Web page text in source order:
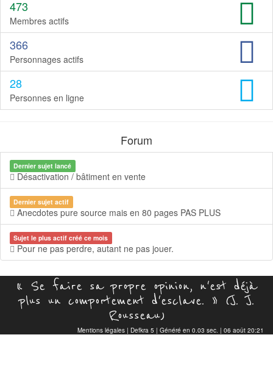
473
Membres actifs
366
Personnages actifs
28
Personnes en ligne
Forum
Dernier sujet lancé
Désactivation / bâtiment en vente
Dernier sujet actif
Anecdotes pure source mais en 80 pages PAS PLUS
Sujet le plus actif créé ce mois
Pour ne pas perdre, autant ne pas jouer.
« Se faire sa propre opinion, n'est déjà
plus un comportement d'esclave. » (J. J.
Rousseau)
Mentions légales | Defkra 5 | Généré en 0.03 sec. | 06 août 20:21